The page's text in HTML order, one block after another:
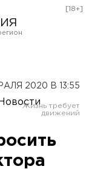
[18+]
2020 В 13:55